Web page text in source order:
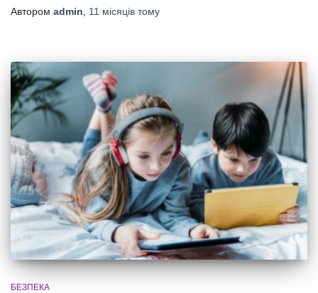
Автором admin 11 місяців тому
БЕЗПЕКА